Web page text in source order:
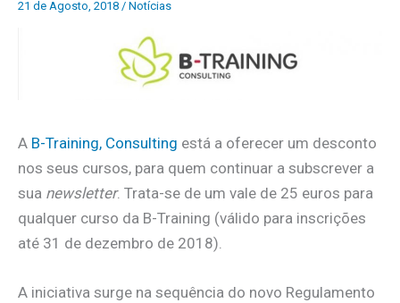
21 de Agosto, 2018 / Notícias
A B-Training, Consulting está a oferecer um desconto
nos seus cursos, para quem continuar a subscrever a
sua newsletter. Trata-se de um vale de 25 euros para
qualquer curso da B-Training (válido para inscrições
até 31 de dezembro de 2018).
A iniciativa surge na sequência do novo Regulamento